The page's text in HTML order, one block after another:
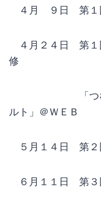
４月 ９日 第１回
４月２４日 第１
修
「つながる
ルト」＠ＷＥＢ
５月１４日 第２
６月１１日 第３